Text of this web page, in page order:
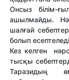
Онсыз білім-
ашылмайды.
шалғай
болып
Кез келген
тысқы
Та­разидың